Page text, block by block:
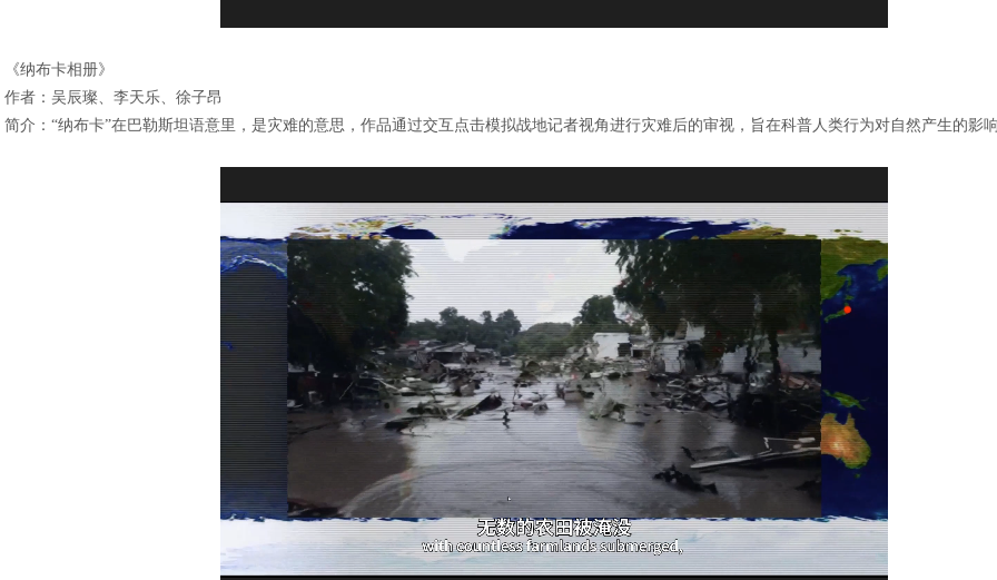
《纳布卡相册》
作者：吴辰璨、李天乐、徐子昂
简介：“纳布卡”在巴勒斯坦语意里，是灾难的意思，作品通过交互点击模拟战地记者视角进行灾难后的审视，旨在科普人类行为对自然产生的影